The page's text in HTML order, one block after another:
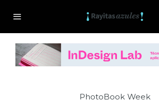
PhotoBook Week